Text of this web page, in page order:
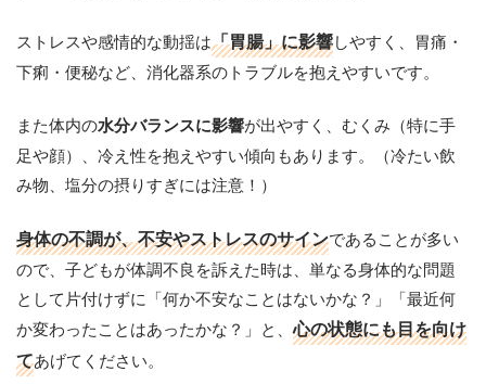
ストレスや感情的な動揺は「胃腸」に影響しやすく、胃痛・
下痢・便秘など、消化器系のトラブルを抱えやすいです。
また体内の水分バランスに影響が出やすく、むくみ（特に手
足や顔）、冷え性を抱えやすい傾向もあります。（冷たい飲
み物、塩分の摂りすぎには注意！）
身体の不調が、不安やストレスのサインであることが多い
ので、子どもが体調不良を訴えた時は、単なる身体的な問題
として片付けずに「何か不安なことはないかな？」「最近何
か変わったことはあったかな？」と、心の状態にも目を向け
てあげてください。